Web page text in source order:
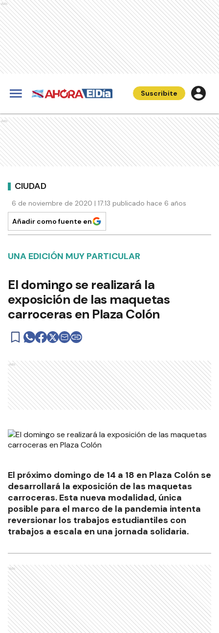
Ads
Suscribite
Ads
CIUDAD
6 de noviembre de 2020 | 17:13 publicado hace 6 años
Añadir como fuente en
UNA EDICIÓN MUY PARTICULAR
El domingo se realizará la
exposición de las maquetas
carroceras en Plaza Colón
Ads
El próximo domingo de 14 a 18 en Plaza Colón se
desarrollará la exposición de las maquetas
carroceras. Esta nueva modalidad, única
posible para el marco de la pandemia intenta
reversionar los trabajos estudiantiles con
trabajos a escala en una jornada solidaria.
Ads